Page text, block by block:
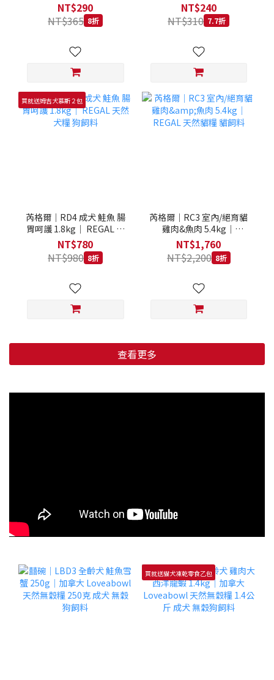
REGAL 天然犬糧 狗飼料
NT$290
NT$365 8折
然犬糧 狗飼料
NT$240
NT$310 7.7折
買就送姆吉犬慕斯２包
芮格爾｜RD4 成犬 鮭魚 腸
胃呵護 1.8kg｜ REGAL 天
然犬糧 狗飼料
NT$780
NT$980 8折
芮格爾｜RC3 室內/絕育貓
雞肉&魚肉 5.4kg｜
REGAL 天然貓糧 貓飼料
NT$1,760
NT$2,200 8折
查看更多
買就送貓犬凍乾零食乙包